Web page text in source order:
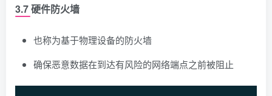
3.7 硬件防火墙
也称为基于物理设备的防火墙
确保恶意数据在到达有风险的网络端点之前被阻止